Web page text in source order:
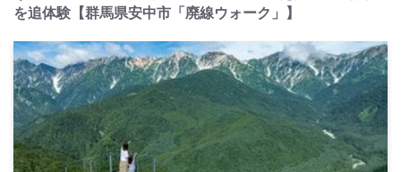
を追体験【群馬県安中市「廃線ウォーク」】